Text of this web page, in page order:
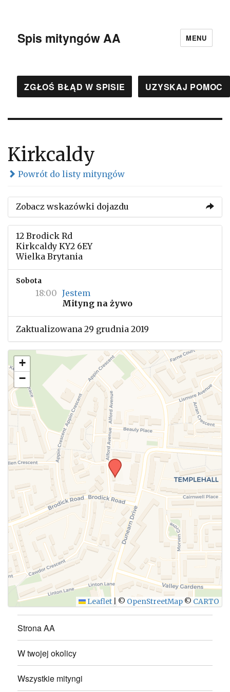
Spis mityngów AA MENU
ZGŁOŚ BŁĄD W SPISIE UZYSKAJ POMOC
Kirkcaldy
Powrót do listy mityngów
Zobacz wskazówki dojazdu
12 Brodick Rd
Kirkcaldy KY2 6EY
Wielka Brytania
Sobota
18:00 Jestem
Mityng na żywo
Zaktualizowana 29 grudnia 2019
+
−
Leaflet| © OpenStreetMap © CARTO
Strona AA
W twojej okolicy
Wszystkie mityngi